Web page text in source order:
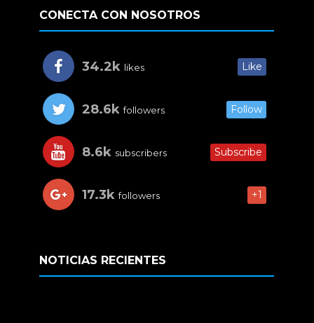
CONECTA CON NOSOTROS
34.2k likes Like
28.6k followers Follow
8.6k subscribers Subscribe
17.3k followers +1
NOTICIAS RECIENTES